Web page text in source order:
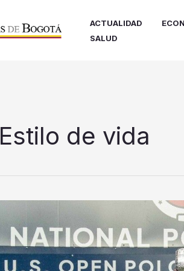
ACTUALIDAD
SALUD
Estilo de vida